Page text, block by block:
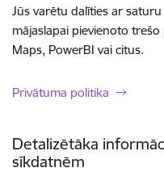
Jūs varētu dalīties ar
mājaslapai pievienoto
Maps, PowerBI vai citus.
Privātuma politika
Detalizētāka
sīkdatnēm